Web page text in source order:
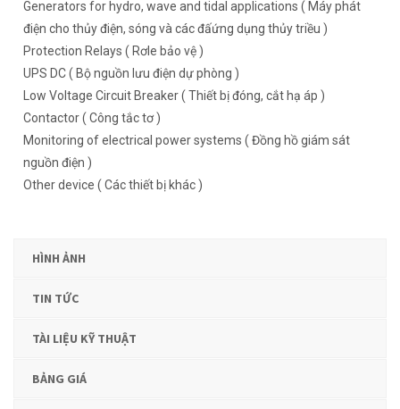
Generators for hydro, wave and tidal applications ( Máy phát
điện cho thủy điện, sóng và các đấứng dụng thủy triều )
Protection Relays ( Rơle bảo vệ )
UPS DC ( Bộ nguồn lưu điện dự phòng )
Low Voltage Circuit Breaker ( Thiết bị đóng, cắt hạ áp )
Contactor ( Công tắc tơ )
Monitoring of electrical power systems ( Đồng hồ giám sát
nguồn điện )
Other device ( Các thiết bị khác )
HÌNH ẢNH
TIN TỨC
TÀI LIỆU KỸ THUẬT
BẢNG GIÁ